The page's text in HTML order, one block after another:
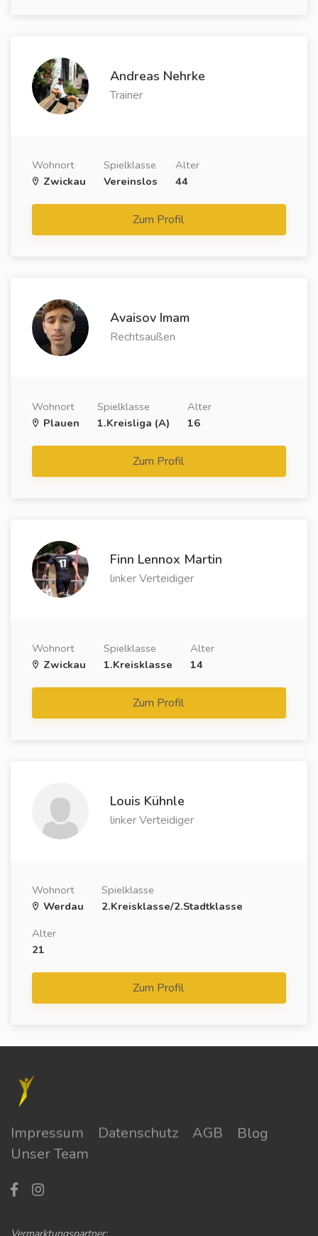
Andreas Nehrke
Trainer
Wohnort
Zwickau
Spielklasse
Vereinslos
Alter
44
Zum Profil
Avaisov Imam
Rechtsaußen
Wohnort
Plauen
Spielklasse
1.Kreisliga (A)
Alter
16
Zum Profil
Finn Lennox Martin
linker Verteidiger
Wohnort
Zwickau
Spielklasse
1.Kreisklasse
Alter
14
Zum Profil
Louis Kühnle
linker Verteidiger
Wohnort
Werdau
Spielklasse
2.Kreisklasse/2.Stadtklasse
Alter
21
Zum Profil
Impressum Datenschutz AGB
Blog
Unser Team